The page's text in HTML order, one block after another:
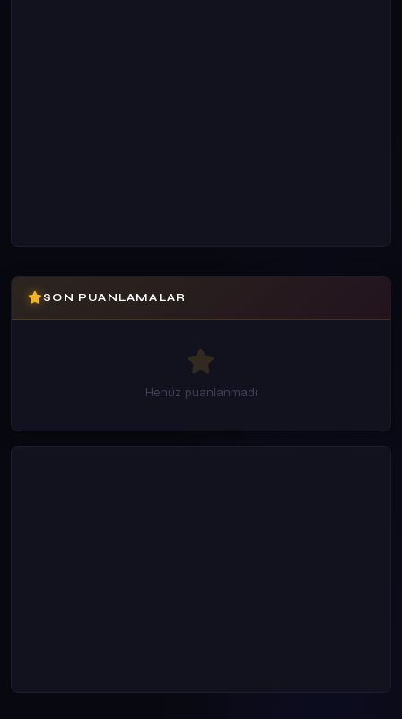
SON PUANLAMALAR
Henüz puanlanmadı